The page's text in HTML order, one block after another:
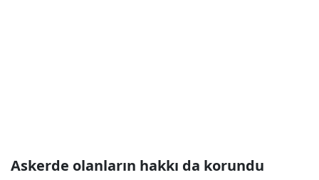
Askerde olanların hakkı da korundu